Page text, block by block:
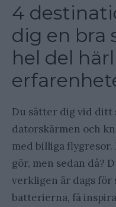
4
dig en bra
hel del
Du sätter dig vid ditt
datorskärmen och
med billiga flygresor.
gör, men sedan då?
verkligen är dags för
batterierna, få